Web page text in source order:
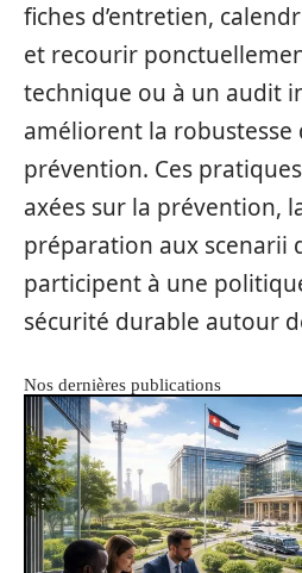
fiches d’entretien,
et recourir
technique ou à un audit
améliorent la robustesse
prévention. Ces
axées sur la prévention,
préparation aux scenarii
participent à une
sécurité durable autour
Nos dernières publications